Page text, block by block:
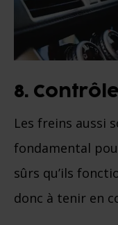
8.
Les freins aussi
fondamental
sûrs qu’ils
donc à tenir en